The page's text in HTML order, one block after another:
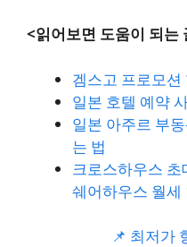
<읽어보면 도움이 되는
겜스고 프로모션
일본 호텔 예약
일본 아주르 부
는 법
크로스하우스 초
쉐어하우스 월세
📌 최저가